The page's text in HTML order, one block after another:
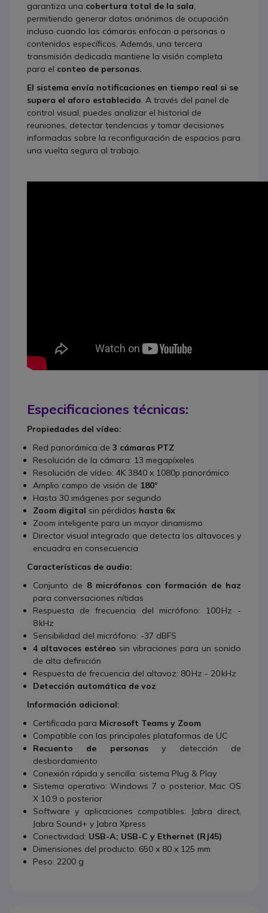
garantiza una cobertura total de la sala,
permitiendo generar datos anónimos de ocupación
incluso cuando las cámaras enfocan a personas o
contenidos específicos. Además, una tercera
transmisión dedicada mantiene la visión completa
para el conteo de personas.
El sistema envía notificaciones en tiempo real si se
supera el aforo establecido. A través del panel de
control visual, puedes analizar el historial de
reuniones, detectar tendencias y tomar decisiones
informadas sobre la reconfiguración de espacios para
una vuelta segura al trabajo.
Especificaciones técnicas:
Propiedades del vídeo:
Red panorámica de 3 cámaras PTZ
Resolución de la cámara: 13 megapíxeles
Resolución de vídeo: 4K 3840 x 1080p panorámico
Amplio campo de visión de 180º
Hasta 30 imágenes por segundo
Zoom digital sin pérdidas hasta 6x
Zoom inteligente para un mayor dinamismo
Director visual integrado que detecta los altavoces y
encuadra en consecuencia
Características de audio:
Conjunto de 8 micrófonos con formación de haz
para conversaciones nítidas
Respuesta de frecuencia del micrófono: 100 Hz -
8 kHz
Sensibilidad del micrófono: -37 dBFS
4 altavoces estéreo sin vibraciones para un sonido
de alta definición
Respuesta de frecuencia del altavoz: 80 Hz - 20 kHz
Detección automática de voz
Información adicional:
Certificada para Microsoft Teams y Zoom
Compatible con las principales plataformas de UC
Recuento de personasy detección de
desbordamiento
Conexión rápida y sencilla: sistema Plug & Play
Sistema operativo: Windows 7 o posterior, Mac OS
X 10.9 o posterior
Software y aplicaciones compatibles: Jabra direct,
Jabra Sound+ y Jabra Xpress
Conectividad: USB-A; USB-C y Ethernet (RJ45)
Dimensiones del producto: 650 x 80 x 125 mm
Peso: 2200 g